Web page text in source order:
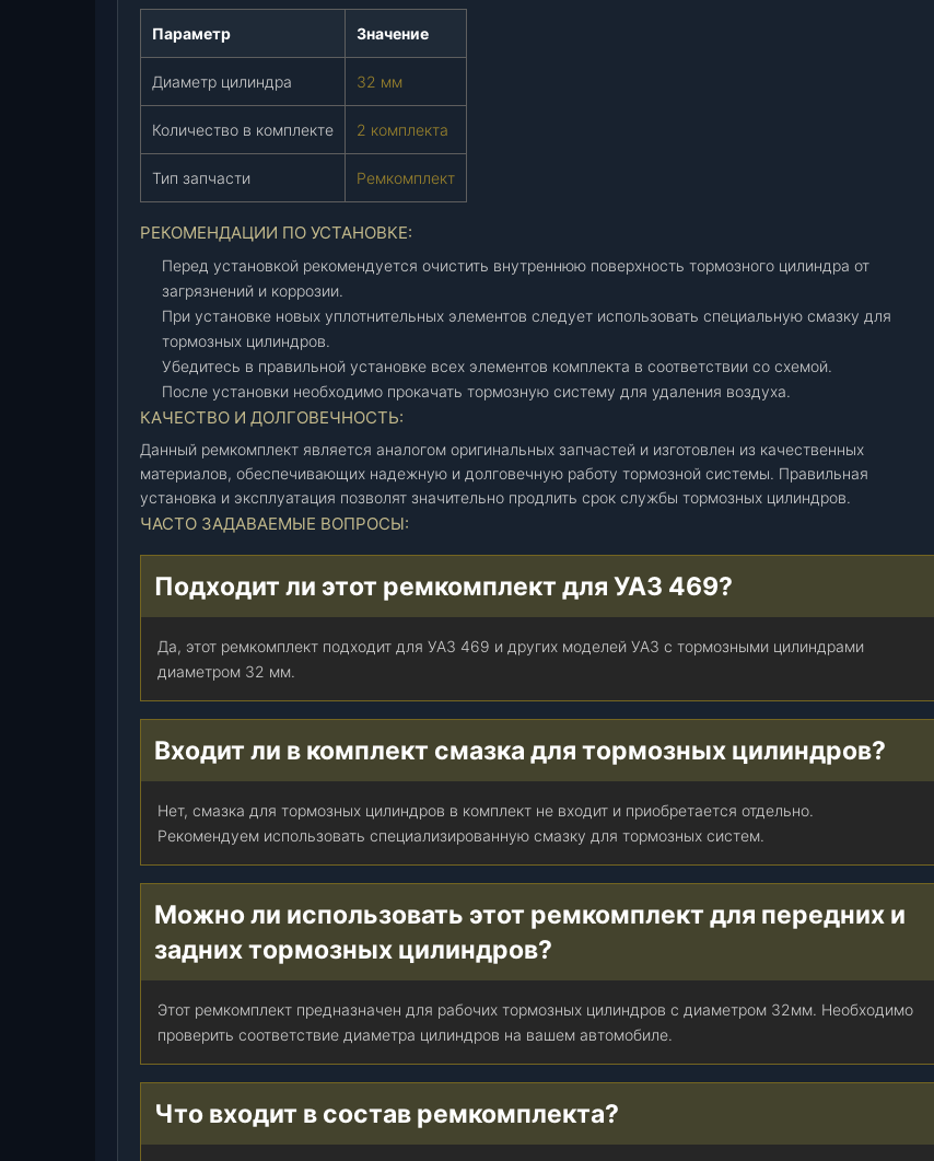
р
т
(
а
н
а
л
.
Параметр Значение
Диаметр цилиндра 32 мм
Количество в комплекте 2 комплекта
Тип запчасти Ремкомплект
РЕКОМЕНДАЦИИ ПО УСТАНОВКЕ:
Перед установкой рекомендуется очистить внутреннюю поверхность тормозного цилиндра от
загрязнений и коррозии.
При установке новых уплотнительных элементов следует использовать специальную смазку для
тормозных цилиндров.
Убедитесь в правильной установке всех элементов комплекта в соответствии со схемой.
После установки необходимо прокачать тормозную систему для удаления воздуха.
КАЧЕСТВО И ДОЛГОВЕЧНОСТЬ:
Данный ремкомплект является аналогом оригинальных запчастей и изготовлен из качественных
материалов, обеспечивающих надежную и долговечную работу тормозной системы. Правильная
установка и эксплуатация позволят значительно продлить срок службы тормозных цилиндров.
ЧАСТО ЗАДАВАЕМЫЕ ВОПРОСЫ:
Подходит ли этот ремкомплект для УАЗ 469?
Да, этот ремкомплект подходит для УАЗ 469 и других моделей УАЗ с тормозными цилиндрами
диаметром 32 мм.
Входит ли в комплект смазка для тормозных цилиндров?
Нет, смазка для тормозных цилиндров в комплект не входит и приобретается отдельно.
Рекомендуем использовать специализированную смазку для тормозных систем.
Можно ли использовать этот ремкомплект для передних и
задних тормозных цилиндров?
Этот ремкомплект предназначен для рабочих тормозных цилиндров с диаметром 32мм. Необходимо
проверить соответствие диаметра цилиндров на вашем автомобиле.
Что входит в состав ремкомплекта?